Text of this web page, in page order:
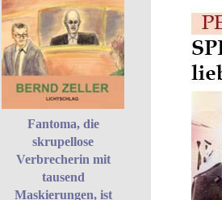
Fantoma, die
skrupellose
Verbrecherin mit
tausend
Maskierungen, ist